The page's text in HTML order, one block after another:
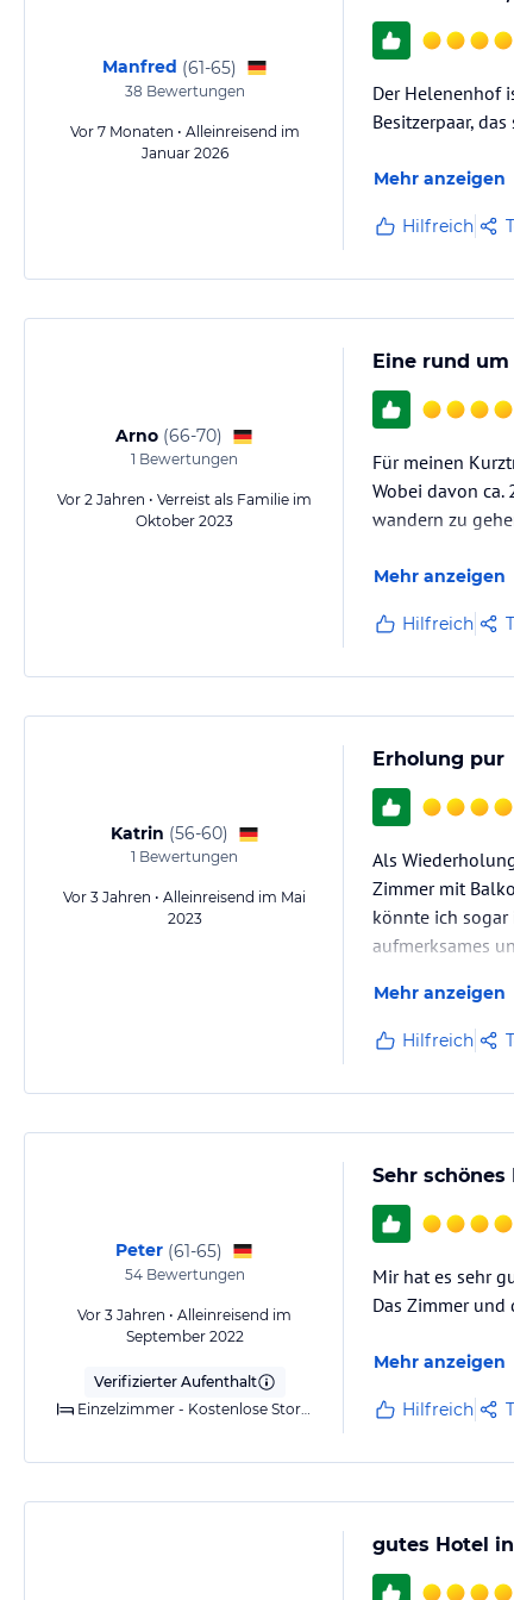
Manfred (61-65)
38 Bewertungen
Vor 7 Monaten • Alleinreisend im
Januar 2026
Der Helenenhof
Besitzerpaar,
Mehr anzeigen
Hilfreich
Arno (66-70)
1 Bewertungen
Vor 2 Jahren • Verreist als Familie im
Oktober 2023
Eine rund
Für meinen
Wobei davon ca.
wandern zu
Mehr anzeigen
Hilfreich
Katrin (56-60)
1 Bewertungen
Vor 3 Jahren • Alleinreisend im Mai
2023
Erholung pur
Als
Zimmer mit
könnte ich sogar
aufmerksames
Mehr anzeigen
Hilfreich
Peter (61-65)
54Bewertungen
Vor 3 Jahren • Alleinreisend im
September 2022
Verifizierter Aufenthalt
Einzelzimmer - Kostenlose Stornierung
Sehr
Mir hat es sehr
Das Zimmer
Mehr anzeigen
Hilfreich
gutes Hotel